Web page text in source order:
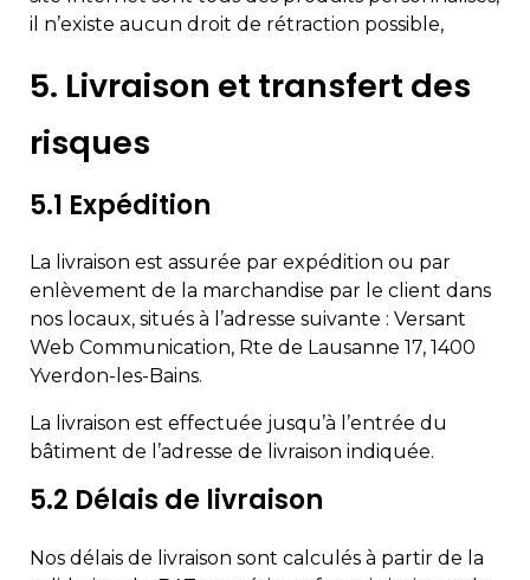
il n’existe aucun droit de rétraction possible,
5. Livraison et transfert des
risques
5.1 Expédition
La livraison est assurée par expédition ou par
enlèvement de la marchandise par le client dans
nos locaux, situés à l’adresse suivante : Versant
Web Communication, Rte de Lausanne 17, 1400
Yverdon-les-Bains.
La livraison est effectuée jusqu’à l’entrée du
bâtiment de l’adresse de livraison indiquée.
5.2 Délais de livraison
Nos délais de livraison sont calculés à partir de la